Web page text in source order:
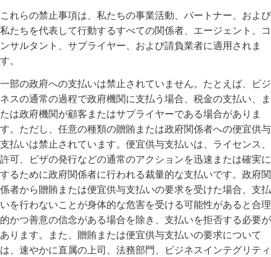
これらの禁止事項は、私たちの事業活動、パートナー、および
私たちを代表して行動するすべての関係者、エージェント、コ
ンサルタント、サプライヤー、および請負業者に適用されま
す。
一部の政府への支払いは禁止されていません。たとえば、ビジ
ネスの通常の過程で政府機関に支払う場合、税金の支払い、ま
たは政府機関が顧客またはサプライヤーである場合がありま
す。ただし、任意の種類の贈賄または政府関係者への便宜供与
支払いは禁止されています。便宜供与支払いは、ライセンス、
許可、ビザの発行などの通常のアクションを迅速または確実に
するために政府関係者に行われる裁量的な支払いです。政府関
係者から贈賄または便宜供与支払いの要求を受けた場合、支払
いを行わないことが身体的な危害を受ける可能性があると合理
的かつ善意の信念がある場合を除き、支払いを拒否する必要が
あります。また、贈賄または便宜供与支払いの要求について
は、速やかに直属の上司、法務部門、ビジネスインテグリティ